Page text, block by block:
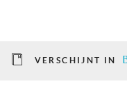
VERSCHIJNT IN